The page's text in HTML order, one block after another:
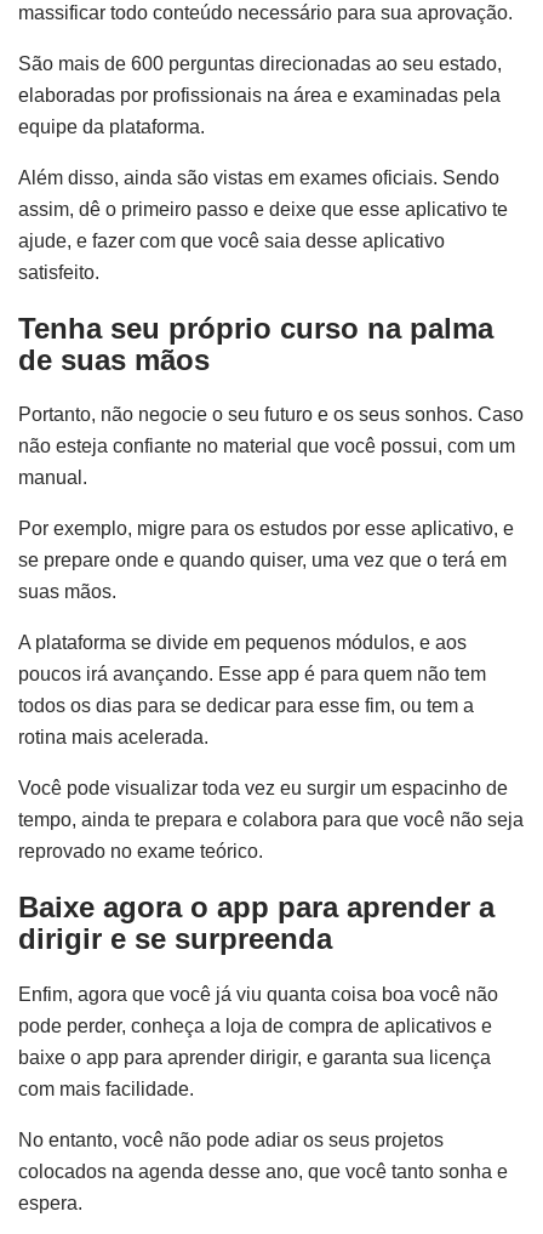
massificar todo conteúdo necessário para sua aprovação.
São mais de 600 perguntas direcionadas ao seu estado,
elaboradas por profissionais na área e examinadas pela
equipe da plataforma.
Além disso, ainda são vistas em exames oficiais. Sendo
assim, dê o primeiro passo e deixe que esse aplicativo te
ajude, e fazer com que você saia desse aplicativo
satisfeito.
Tenha seu próprio curso na palma
de suas mãos
Portanto, não negocie o seu futuro e os seus sonhos. Caso
não esteja confiante no material que você possui, com um
manual.
Por exemplo, migre para os estudos por esse aplicativo, e
se prepare onde e quando quiser, uma vez que o terá em
suas mãos.
A plataforma se divide em pequenos módulos, e aos
poucos irá avançando. Esse app é para quem não tem
todos os dias para se dedicar para esse fim, ou tem a
rotina mais acelerada.
Você pode visualizar toda vez eu surgir um espacinho de
tempo, ainda te prepara e colabora para que você não seja
reprovado no exame teórico.
Baixe agora o app para aprender a
dirigir e se surpreenda
Enfim, agora que você já viu quanta coisa boa você não
pode perder, conheça a loja de compra de aplicativos e
baixe o app para aprender dirigir, e garanta sua licença
com mais facilidade.
No entanto, você não pode adiar os seus projetos
colocados na agenda desse ano, que você tanto sonha e
espera.